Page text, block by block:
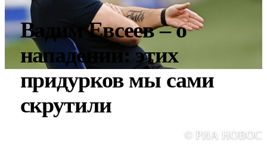
Вадим Евсеев – о
нападении: этих
придурков мы сами
скрутили
© РИА